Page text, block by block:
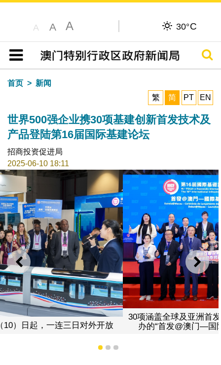
A A A 30°C
目录
搜寻
首页
新闻
繁
简 PT EN
世界500强企业携30项基建创新首发技术及
产品登陆第16届国际基建论坛
招商投资促进局
2025-06-10 18:11
上一则 下一
30项涵盖全球及亚洲首发项目亮相第16届国际基建论坛首
办的“首发@澳门—国际基础设施创新成果首发仪式”
1 2 3